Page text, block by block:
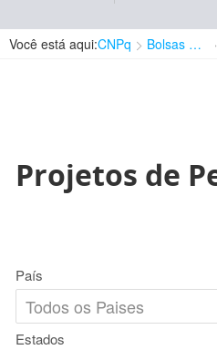
Você está aqui:CNPq Bolsas e Auxílios Vigentes
Projetos de
País
Estados